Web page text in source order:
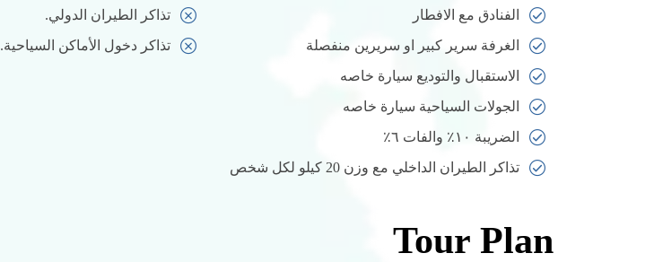
الفنادق مع الافطار
الغرفة سرير كبير او سريرين منفصلة
الاستقبال والتوديع سيارة خاصه
الجولات السياحية سيارة خاصه
الضريبة ١٠٪ والفات ٦٪
تذاكر الطيران الداخلي مع وزن 20 كيلو لكل شخص
تذاكر الطيران الدولي.
تذاكر دخول الأماكن السياحية.
Tour Plan